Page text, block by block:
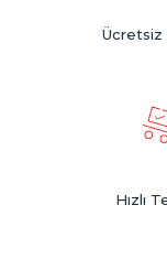
Ücretsiz
Hızlı